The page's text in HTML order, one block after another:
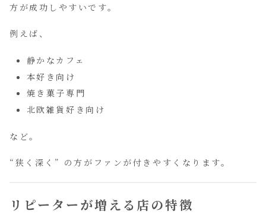
方が成功しやすいです。
例えば、
静かなカフェ
本好き向け
焼き菓子専門
北欧雑貨好き向け
など。
“狭く深く” の方がファンが付きやすくなります。
リピーターが増える店の特徴